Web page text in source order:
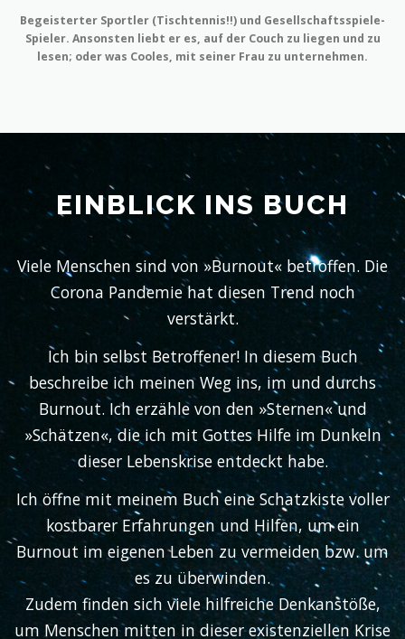
Begeisterter Sportler (Tischtennis!!) und Gesellschaftsspiele-
Spieler. Ansonsten liebt er es, auf der Couch zu liegen und zu
lesen; oder was Cooles, mit seiner Frau zu unternehmen.
EINBLICK INS BUCH
Viele Menschen sind von »Burnout« betroffen. Die
Corona Pandemie hat diesen Trend noch
verstärkt.
Ich bin selbst Betroffener! In diesem Buch
beschreibe ich meinen Weg ins, im und durchs
Burnout. Ich erzähle von den »Sternen« und
»Schätzen«, die ich mit Gottes Hilfe im Dunkeln
dieser Lebenskrise entdeckt habe.
Ich öffne mit meinem Buch eine Schatzkiste voller
kostbarer Erfahrungen und Hilfen, um ein
Burnout im eigenen Leben zu vermeiden bzw. um
es zu überwinden.
Zudem finden sich viele hilfreiche Denkanstöße,
um Menschen mitten in dieser existenziellen Krise